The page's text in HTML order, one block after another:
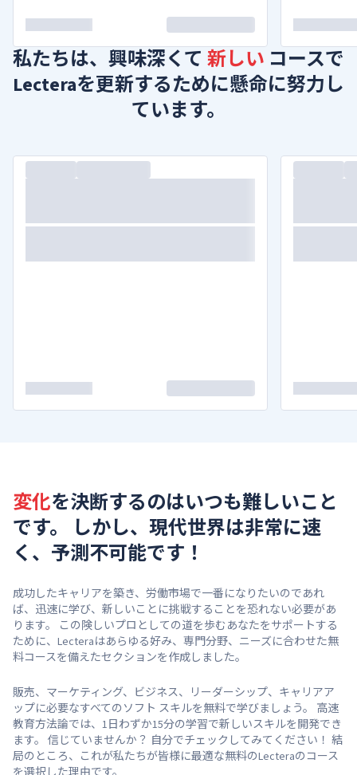
私たちは、興味深くて 新しい コースで
Lecteraを更新するために懸命に努力し
ています。
変化を決断するのはいつも難しいこと
です。 しかし、現代世界は非常に速
く、予測不可能です！
成功したキャリアを築き、労働市場で一番になりたいのであれ
ば、迅速に学び、新しいことに挑戦することを恐れない必要があ
ります。 この険しいプロとしての道を歩むあなたをサポートする
ために、Lecteraはあらゆる好み、専門分野、ニーズに合わせた無
料コースを備えたセクションを作成しました。
販売、マーケティング、ビジネス、リーダーシップ、キャリアア
ップに必要なすべてのソフト スキルを無料で学びましょう。 高速
教育方法論では、1日わずか15分の学習で新しいスキルを開発でき
ます。 信じていませんか？ 自分でチェックしてみてください！ 結
局のところ、これが私たちが皆様に最適な無料のLecteraのコース